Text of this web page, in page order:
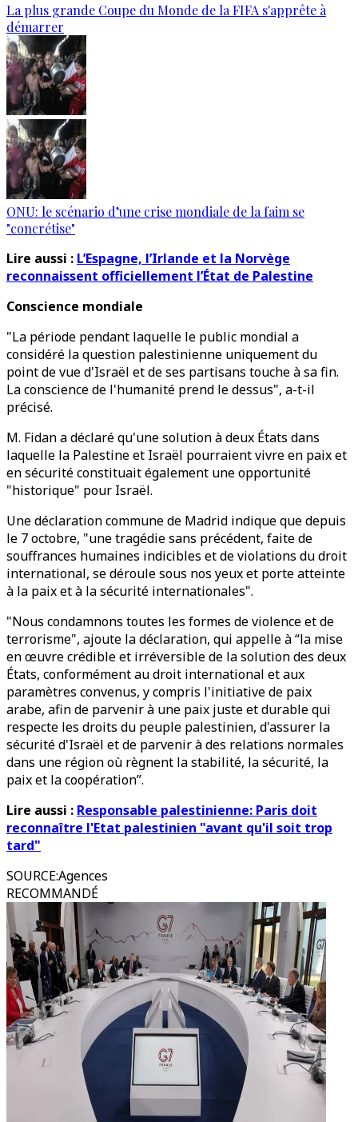
La plus grande Coupe du Monde de la FIFA s'apprête à
démarrer
ONU: le scénario d’une crise mondiale de la faim se
"concrétise"
Lire aussi : L’Espagne, l’Irlande et la Norvège
reconnaissent officiellement l’État de Palestine
Conscience mondiale
"La période pendant laquelle le public mondial a
considéré la question palestinienne uniquement du
point de vue d'Israël et de ses partisans touche à sa fin.
La conscience de l'humanité prend le dessus", a-t-il
précisé.
M. Fidan a déclaré qu'une solution à deux États dans
laquelle la Palestine et Israël pourraient vivre en paix et
en sécurité constituait également une opportunité
"historique" pour Israël.
Une déclaration commune de Madrid indique que depuis
le 7 octobre, "une tragédie sans précédent, faite de
souffrances humaines indicibles et de violations du droit
international, se déroule sous nos yeux et porte atteinte
à la paix et à la sécurité internationales".
"Nous condamnons toutes les formes de violence et de
terrorisme", ajoute la déclaration, qui appelle à “la mise
en œuvre crédible et irréversible de la solution des deux
États, conformément au droit international et aux
paramètres convenus, y compris l'initiative de paix
arabe, afin de parvenir à une paix juste et durable qui
respecte les droits du peuple palestinien, d'assurer la
sécurité d'Israël et de parvenir à des relations normales
dans une région où règnent la stabilité, la sécurité, la
paix et la coopération”.
Lire aussi : Responsable palestinienne: Paris doit
reconnaître l'Etat palestinien "avant qu'il soit trop
tard"
SOURCE:Agences
RECOMMANDÉ